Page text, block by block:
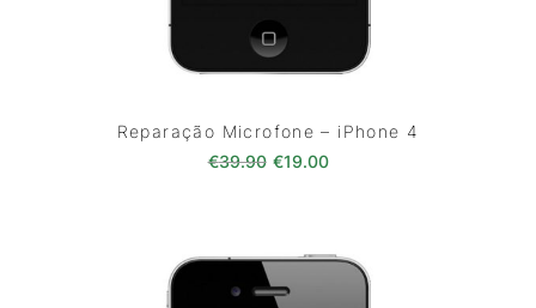
Reparação Microfone – iPhone 4
€39.90 O preço original era: €39.90.
€19.00O preço atual é: